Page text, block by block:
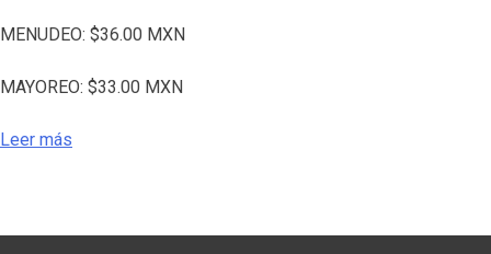
MENUDEO: $36.00 MXN
MAYOREO: $33.00 MXN
Leer más